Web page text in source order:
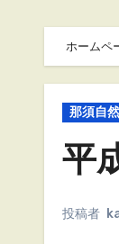
ホームペ
那須自
平
投稿者